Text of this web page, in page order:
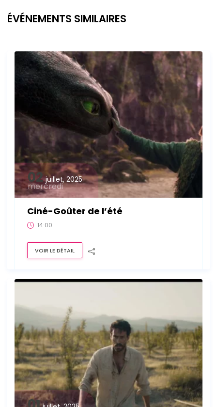
ÉVÉNEMENTS SIMILAIRES
02 juillet, 2025
mercredi
Ciné-Goûter de l’été
14:00
VOIR LE DÉTAIL